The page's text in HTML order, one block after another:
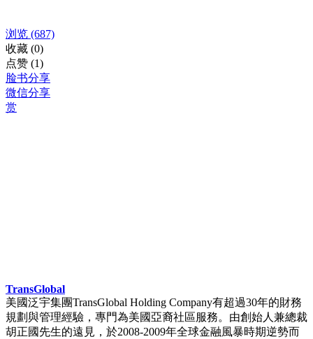
浏览 (687)
收藏 (0)
点赞 (1)
脸书分享
微信分享
赏
TransGlobal
美國泛宇集團TransGlobal Holding Company有超過30年的財務
規劃與管理經驗，專門為美國亞裔社區服務。由創始人兼總裁
胡正國先生的遠見，於2008-2009年全球金融風暴時期逆勢而